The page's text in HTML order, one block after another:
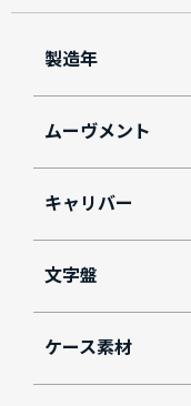
製造年
ムーヴメント
キャリバー
文字盤
ケース素材